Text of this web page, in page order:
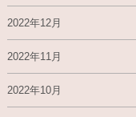
2022年12月
2022年11月
2022年10月